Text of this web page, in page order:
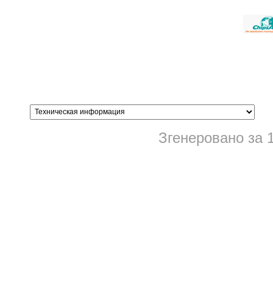
Згенеровано за